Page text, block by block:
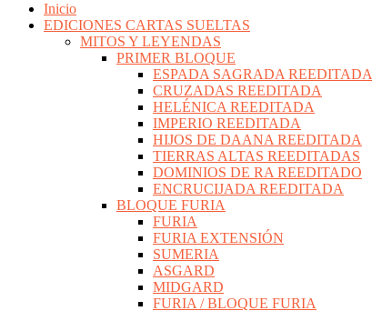
Inicio
EDICIONES CARTAS SUELTAS
MITOS Y LEYENDAS
PRIMER BLOQUE
ESPADA SAGRADA REEDITADA
CRUZADAS REEDITADA
HELÉNICA REEDITADA
IMPERIO REEDITADA
HIJOS DE DAANA REEDITADA
TIERRAS ALTAS REEDITADAS
DOMINIOS DE RA REEDITADO
ENCRUCIJADA REEDITADA
BLOQUE FURIA
FURIA
FURIA EXTENSIÓN
SUMERIA
ASGARD
MIDGARD
FURIA / BLOQUE FURIA